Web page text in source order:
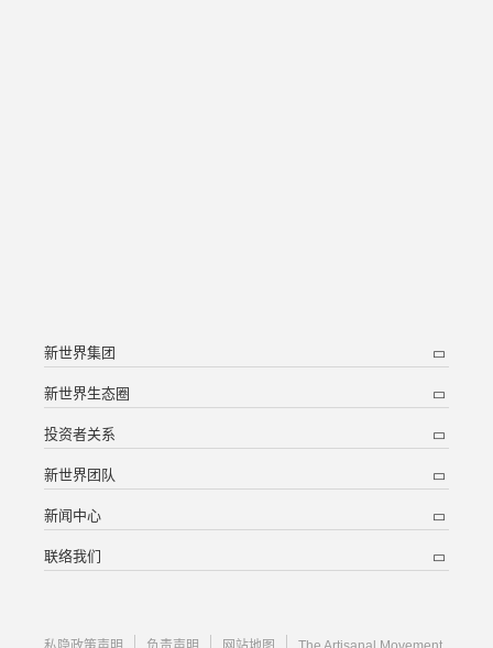
新世界集团
新世界生态圈
投资者关系
新世界团队
新闻中心
联络我们